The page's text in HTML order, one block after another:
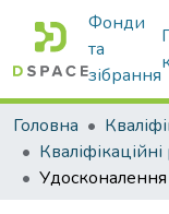
Фонди
та
зібрання
Головна